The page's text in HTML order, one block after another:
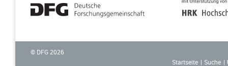
© DFG 2026
Startseite
Suche